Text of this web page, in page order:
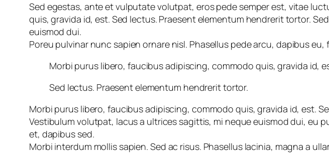
Sed egestas, ante et vulputate volutpat, eros pede semper est, vitae
quis, gravida id, est. Sed lectus. Praesent elementum hendrerit tortor.
euismod dui.
Poreu pulvinar nunc sapien ornare nisl. Phasellus pede arcu, dapibus
Morbi purus libero, faucibus adipiscing, commodo quis, gravida id,
Sed lectus. Praesent elementum hendrerit tortor.
Morbi purus libero, faucibus adipiscing, commodo quis, gravida id, est.
Vestibulum volutpat, lacus a ultrices sagittis, mi neque euismod dui, eu
et, dapibus sed.
Morbi interdum mollis sapien. Sed ac risus. Phasellus lacinia, magna a